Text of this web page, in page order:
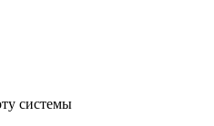
системы